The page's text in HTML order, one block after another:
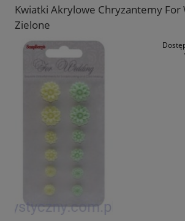
Kwiatki Akrylowe Chryzantemy For
Zielone